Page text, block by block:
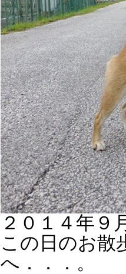
２０１４年９
この日のお散
へ．．．。